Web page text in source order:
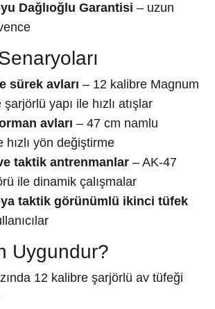
Dağlıoğlu Garantisi – uzun
sürek avları – 12 kalibre Magnum
yapı ile hızlı atışlar
avları – 47 cm namlu
hızlı yön değiştirme
taktik antrenmanlar– AK-47
ile dinamik çalışmalar
taktik görünümlü ikinci tüfek
Uygundur?
12 kalibre şarjörlü av tüfeği